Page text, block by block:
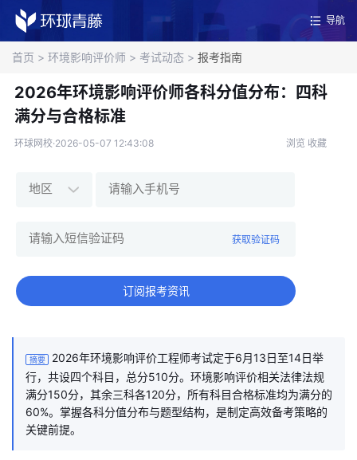
导航
首页 > 环境影响评价师 > 考试动态 > 报考指南
2026年环境影响评价师各科分值分布：四科
满分与合格标准
环球网校·2026-05-07 12:43:08 浏览 收藏
获取验证码
订阅报考资讯
摘要
2026年环境影响评价工程师考试定于6月13日至14日举
行，共设四个科目，总分510分。环境影响评价相关法律法规
满分150分，其余三科各120分，所有科目合格标准均为满分的
60%。掌握各科分值分布与题型结构，是制定高效备考策略的
关键前提。